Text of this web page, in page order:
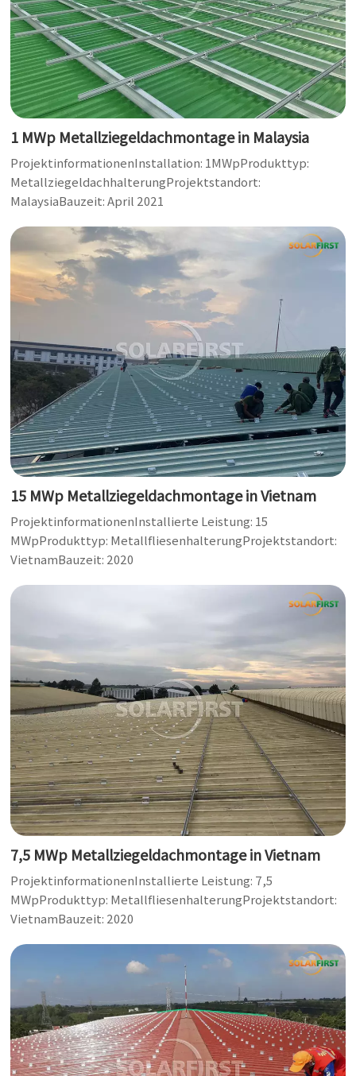
1 MWp Metallziegeldachmontage in Malaysia
ProjektinformationenInstallation: 1MWpProdukttyp:
MetallziegeldachhalterungProjektstandort:
MalaysiaBauzeit: April 2021
15 MWp Metallziegeldachmontage in Vietnam
ProjektinformationenInstallierte Leistung: 15
MWpProdukttyp: MetallfliesenhalterungProjektstandort:
VietnamBauzeit: 2020
7,5 MWp Metallziegeldachmontage in Vietnam
ProjektinformationenInstallierte Leistung: 7,5
MWpProdukttyp: MetallfliesenhalterungProjektstandort:
VietnamBauzeit: 2020